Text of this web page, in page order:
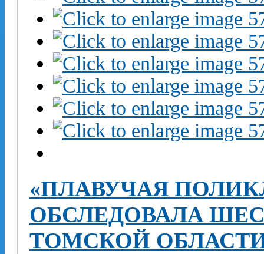
«ПЛАВУЧАЯ
ОБСЛЕДОВАЛА
ТОМСКОЙ